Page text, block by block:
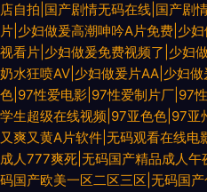
店自拍|国产剧情无码在线|国产剧
片|少妇做爰高潮呻吟A片免费|少
视看片|少妇做爰免费视频了|少妇
奶水狂喷AV|少妇做爰片AA|少妇
色|97性爱电影|97性爱制片厂|97
学生超级在线视频|97亚色色|97亚
又爽又黄A片软件|无码观看在线
成人777爽死|无码国产精品成人
码国产欧美一区二区三区|无码国